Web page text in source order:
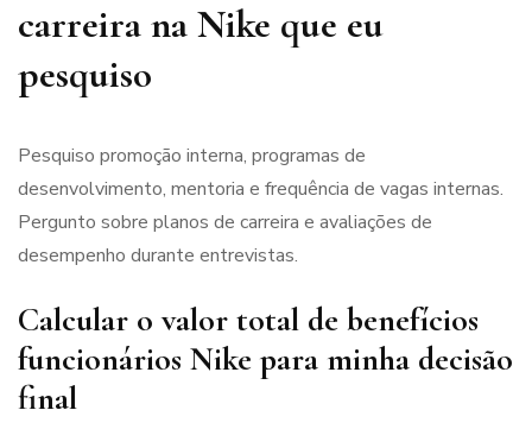
carreira na Nike que eu
pesquiso
Pesquiso promoção interna, programas de
desenvolvimento, mentoria e frequência de vagas internas.
Pergunto sobre planos de carreira e avaliações de
desempenho durante entrevistas.
Calcular o valor total de benefícios
funcionários Nike para minha decisão
final